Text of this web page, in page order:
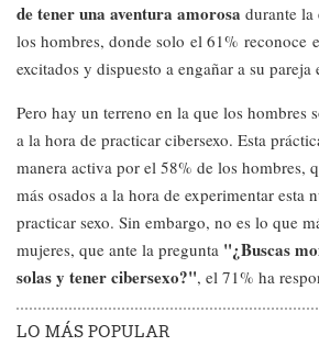
de tener una aventura amorosa durante la
los hombres, donde solo el 61% reconoce
excitados y dispuesto a engañar a su pareja
Pero hay un terreno en la que los hombres
a la hora de practicar cibersexo. Esta
manera activa por el 58% de los hombres,
más osados a la hora de experimentar esta
practicar sexo. Sin embargo, no es lo que
mujeres, que ante la pregunta "¿Buscas
solas y tener cibersexo?", el 71% ha
LO MÁS POPULAR